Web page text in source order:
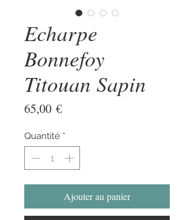
Echarpe
Bonnefoy
Titouan Sapin
65,00 €Prix
Quantité *
Ajouter au panier